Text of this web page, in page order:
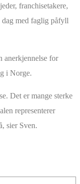
franchisetakere,
dag med faglig påfyll
anerkjennelse for
i Norge.
Det er mange sterke
representerer
sier Sven.